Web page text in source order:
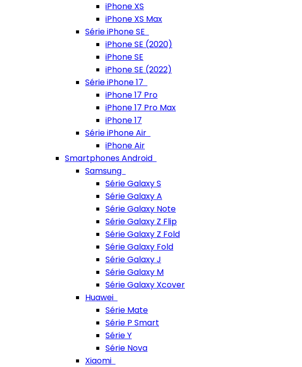
iPhone XS
iPhone XS Max
Série iPhone SE
iPhone SE (2020)
iPhone SE
iPhone SE (2022)
Série iPhone 17
iPhone 17 Pro
iPhone 17 Pro Max
iPhone 17
Série iPhone Air
iPhone Air
Smartphones Android
Samsung
Série Galaxy S
Série Galaxy A
Série Galaxy Note
Série Galaxy Z Flip
Série Galaxy Z Fold
Série Galaxy Fold
Série Galaxy J
Série Galaxy M
Série Galaxy Xcover
Huawei
Série Mate
Série P Smart
Série Y
Série Nova
Xiaomi